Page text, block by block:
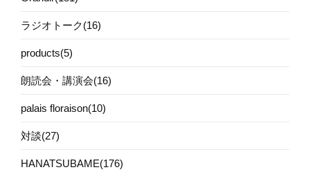
ラジオトーク(16)
products(5)
朗読会・講演会(16)
palais floraison(10)
対談(27)
HANATSUBAME(176)